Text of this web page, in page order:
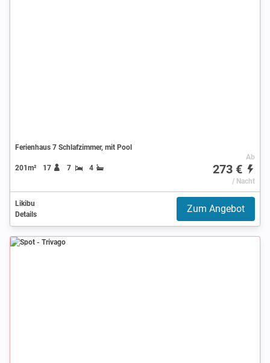
Ferienhaus 7 Schlafzimmer, mit Pool
201m² 17 7 4
Ab
273 €
/ Nacht
Likibu
Details
Zum Angebot
Spot